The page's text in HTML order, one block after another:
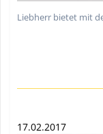
Liebherr bietet mit
17.02.2017